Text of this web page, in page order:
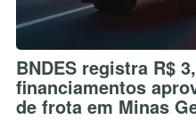
BNDES registra R$
financiamentos
de frota em Minas